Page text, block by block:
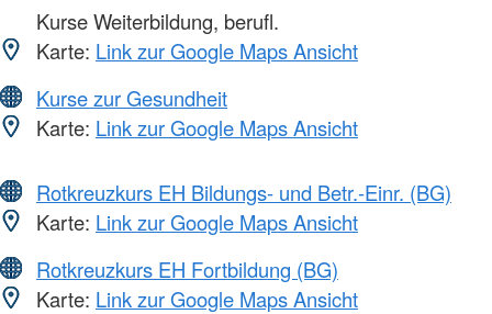
Kurse Weiterbildung, berufl.
Karte: Link zur Google Maps Ansicht
Kurse zur Gesundheit
Karte: Link zur Google Maps Ansicht
Rotkreuzkurs EH Bildungs- und Betr.-Einr. (BG)
Karte: Link zur Google Maps Ansicht
Rotkreuzkurs EH Fortbildung (BG)
Karte: Link zur Google Maps Ansicht